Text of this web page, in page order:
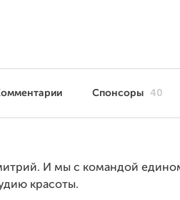
Спонсоры 40
И мы с командой
красоты.